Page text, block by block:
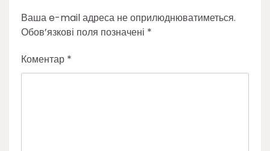
Ваша e-mail адреса не оприлюднюватиметься.
Обов’язкові поля позначені *
Коментар *